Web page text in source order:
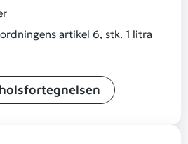
artikel 6, stk. 1 litra